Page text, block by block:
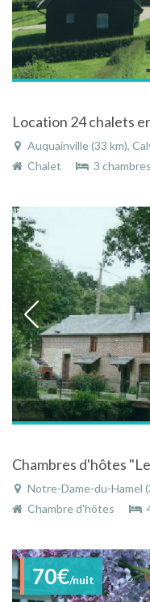
Location 24 chalets
Auquainville (33 km),
Chalet
3 chambres
Notre-Dame-du-Hamel (34
Chambre d'hôtes
70€/nuit